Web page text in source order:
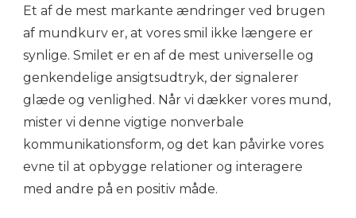
Et af de mest markante ændringer ved brugen
af mundkurv er, at vores smil ikke længere er
synlige. Smilet er en af de mest universelle og
genkendelige ansigtsudtryk, der signalerer
glæde og venlighed. Når vi dækker vores mund,
mister vi denne vigtige nonverbale
kommunikationsform, og det kan påvirke vores
evne til at opbygge relationer og interagere
med andre på en positiv måde.